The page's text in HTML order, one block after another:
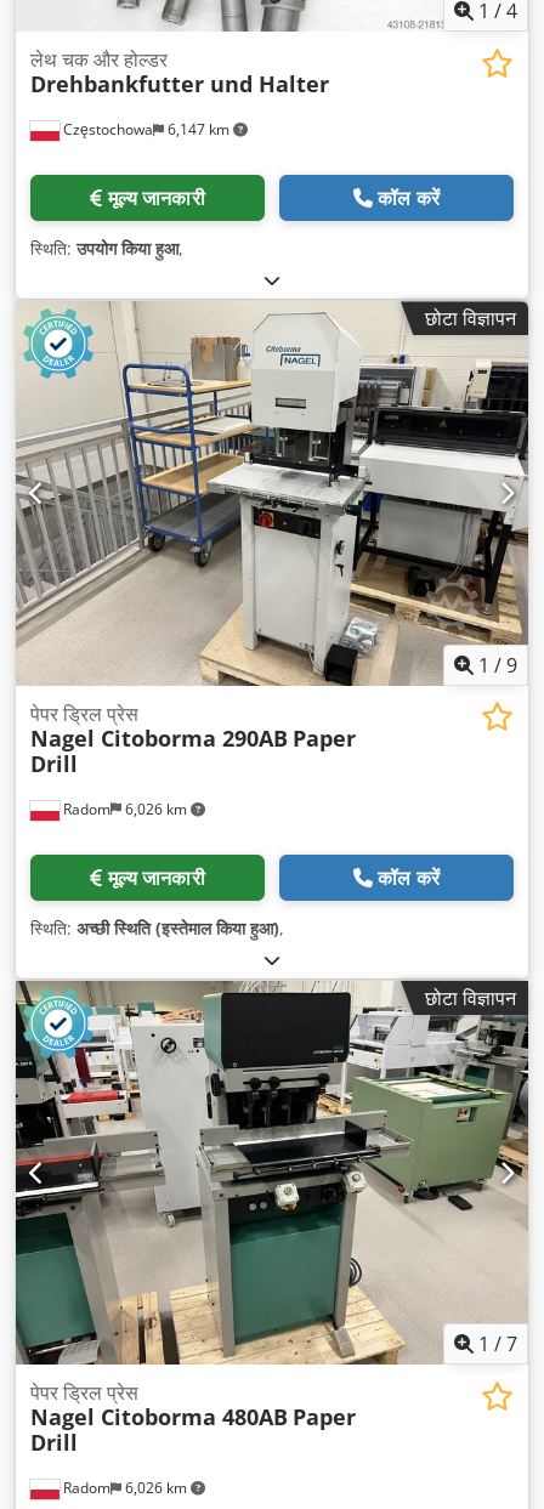
1 /4
Częstochowa 6,147 km
लेथ चक और होल्डर
Drehbankfutter und Halter
मूल्य जानकारी कॉल करें
स्थिति:उपयोग किया हुआ,
छोटा विज्ञापन
1 /9
Radom 6,026 km
पेपर ड्रिल प्रेस
Nagel Citoborma 290AB Paper
Drill
मूल्य जानकारी कॉल करें
स्थिति: अच्छी स्थिति (इस्तेमाल किया हुआ),
छोटा विज्ञापन
1 /7
Radom 6,026 km
पेपर ड्रिल प्रेस
Nagel Citoborma 480AB Paper
Drill